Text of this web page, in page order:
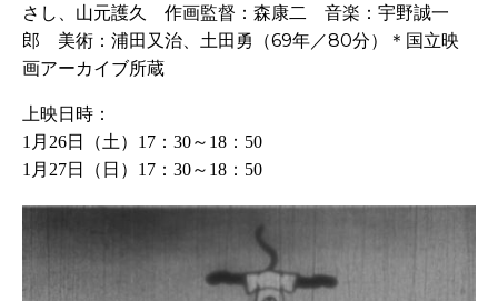
さし、山元護久 作画監督：森康二 音楽：宇野誠一
郎 美術：浦田又治、土田勇（69年／80分）＊国立映
画アーカイブ所蔵
上映日時：
1月26日（土）17：30～18：50
1月27日（日）17：30～18：50